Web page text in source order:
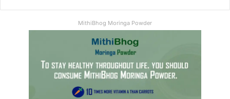
MithiBhog Moringa Powder